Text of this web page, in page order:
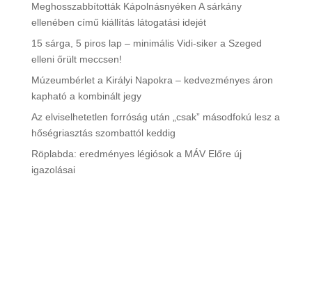
Meghosszabbították Kápolnásnyéken A sárkány
ellenében című kiállítás látogatási idejét
15 sárga, 5 piros lap – minimális Vidi-siker a Szeged
elleni őrült meccsen!
Múzeumbérlet a Királyi Napokra – kedvezményes áron
kapható a kombinált jegy
Az elviselhetetlen forróság után „csak” másodfokú lesz a
hőségriasztás szombattól keddig
Röplabda: eredményes légiósok a MÁV Előre új
igazolásai